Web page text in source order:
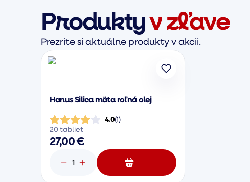
Produktyv zľave
Prezrite si aktuálne produkty v akcii.
Hanus Silica mäta roľná olej
4.0(1 )
20 tabliet
27,00 €
1